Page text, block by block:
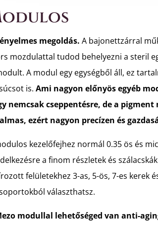
megoldás. A bajonettzárral
mozdulattal tudod behelyezni a steril
A modul egy egységből áll, ez
is.Ami nagyon előnyös egyéb
nemcsak cseppentésre, de a
ezért nagyon precízen és
kezelőfejhez normál 0.35 ös és
a finom részletek és
felületekhez 3-as, 5-ös, 7-es kerek
választhatsz.
modullal lehetőséged van anti-